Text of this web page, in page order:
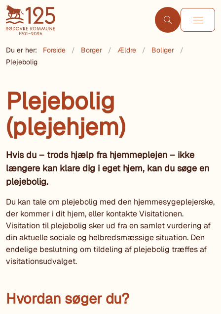
Du er her: Forside Borger Ældre
Boliger
Plejebolig
Plejebolig
(plejehjem)
Hvis du – trods hjælp fra hjemmeplejen – ikke
længere kan klare dig i eget hjem, kan du søge en
plejebolig.
Du kan tale om plejebolig med den hjemmesygeplejerske,
der kommer i dit hjem, eller kontakte Visitationen.
Visitation til plejebolig sker ud fra en samlet vurdering af
din aktuelle sociale og helbredsmæssige situation. Den
endelige beslutning om tildeling af plejebolig træffes af
visitationsudvalget.
Hvordan søger du?